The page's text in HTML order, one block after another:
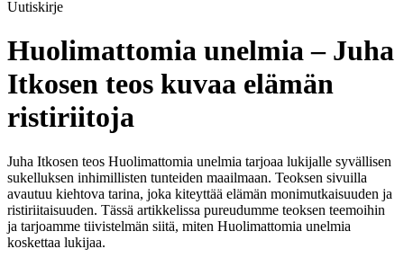
Uutiskirje
Huolimattomia unelmia – Juha
Itkosen teos kuvaa elämän
ristiriitoja
Juha Itkosen teos Huolimattomia unelmia tarjoaa lukijalle syvällisen
sukelluksen inhimillisten tunteiden maailmaan. Teoksen sivuilla
avautuu kiehtova tarina, joka kiteyttää elämän monimutkaisuuden ja
ristiriitaisuuden. Tässä artikkelissa pureudumme teoksen teemoihin
ja tarjoamme tiivistelmän siitä, miten Huolimattomia unelmia
koskettaa lukijaa.